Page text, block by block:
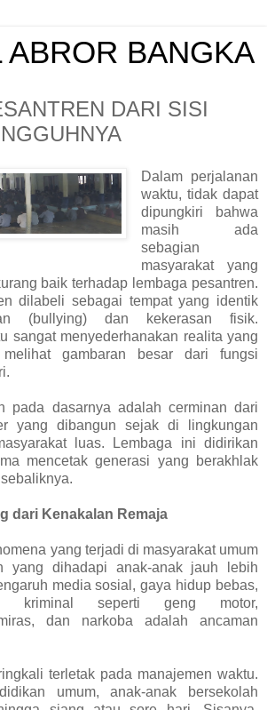
ABROR BANGKA
DARI SISI
Dalam perjalanan
waktu, tidak dapat
dipungkiri bahwa
masih ada
sebagian
masyarakat yang
baik terhadap lembaga pesantren.
dilabeli sebagai tempat yang identik
(bullying) dan kekerasan fisik.
sangat menyederhanakan realita yang
gambaran besar dari fungsi
pada dasarnya adalah cerminan dari
yang dibangun sejak di lingkungan
luas. Lembaga ini didirikan
mencetak generasi yang berakhlak
dari Kenakalan Remaja
yang terjadi di masyarakat umum
yang dihadapi anak-anak jauh lebih
media sosial, gaya hidup bebas,
kriminal seperti geng motor,
dan narkoba adalah ancaman
terletak pada manajemen waktu.
umum, anak-anak bersekolah